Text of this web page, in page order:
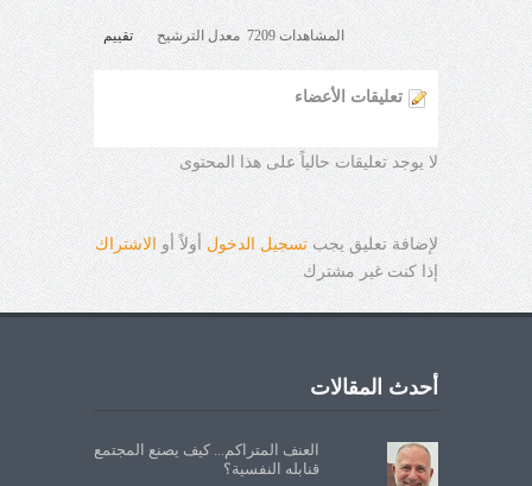
المشاهدات 7209 معدل الترشيح تقييم
تعليقات الأعضاء
لا يوجد تعليقات حالياً على هذا المحتوى
لإضافة تعليق يجب تسجيل الدخول أولاً أو
الاشتراك
إذا كنت غير مشترك
أحدث المقالات
العنف المتراكم... كيف يصنع المجتمع
قنابله النفسية؟